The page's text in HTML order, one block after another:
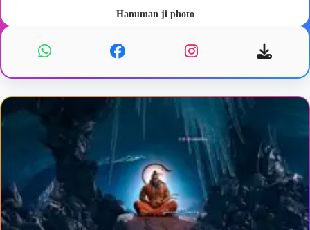
Hanuman ji photo